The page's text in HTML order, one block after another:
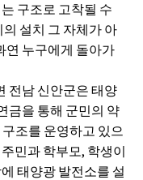
구조로 고착될 수
설치 그 자체가 아
연 누구에게 돌아가
전남 신안군은 태양
금을 통해 군민의 약
조를 운영하고 있으
민과 학부모, 학생이
태양광 발전소를 설